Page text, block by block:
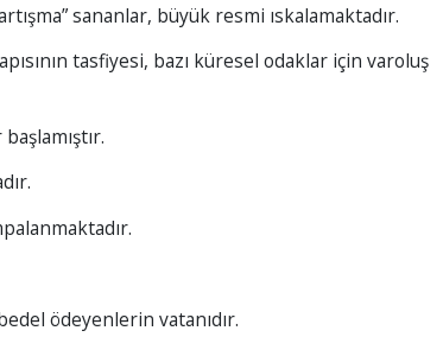
sananlar, büyük resmi ıskalamaktadır.
tasfiyesi, bazı küresel odaklar için varoluş
ödeyenlerin vatanıdır.